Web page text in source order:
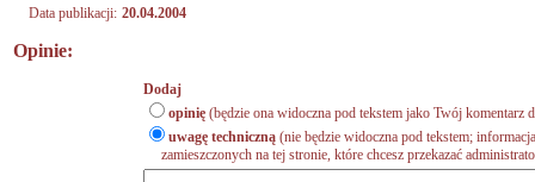
Data publikacji: 20.04.2004
Opinie:
Dodaj
opinię (będzie ona widoczna pod tekstem jako Twój komentarz
uwagę techniczną (nie będzie widoczna pod tekstem;
zamieszczonych na tej stronie, które chcesz przekazać